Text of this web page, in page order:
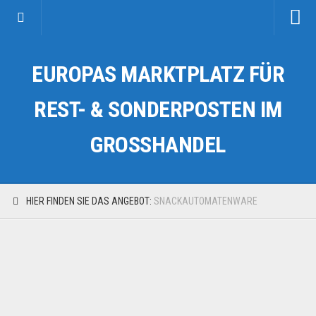
Kategorien
Auto & Motorrad
Fahrzeuge & Transport
EUROPAS MARKTPLATZ FÜR
REST- & SONDERPOSTEN IM
GROSSHANDEL
HIER FINDEN SIE DAS ANGEBOT: SNACKAUTOMATENWARE